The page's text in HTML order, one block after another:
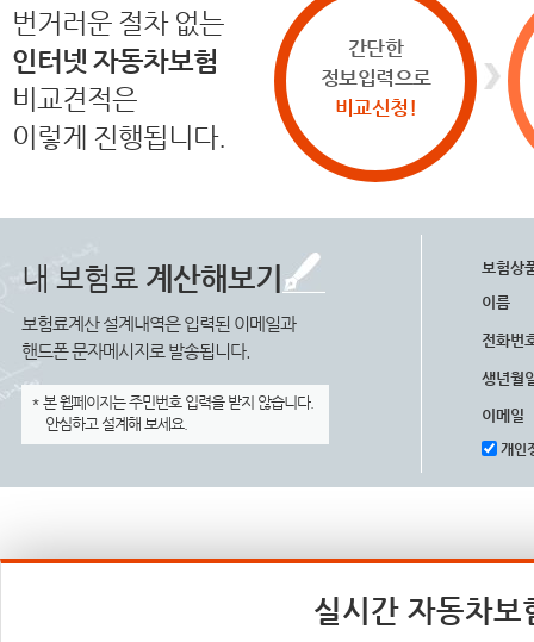
번거러운 절차 없는
인터넷 자동차보험
비교견적은
이렇게 진행됩니다.
간단한
정보입력으로
비교신청!
내 보험료 계산해보기
보험료계산 설계내역은 입력된 이메일과
핸드폰 문자메시지로 발송됩니다.
* 본 웹페이지는 주민번호 입력을 받지 않습니다.
안심하고 설계해 보세요.
보험상
이름
전화번
생년월
이메일
개인
실시간 자동차보